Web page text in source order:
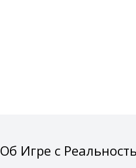
Об Игре с